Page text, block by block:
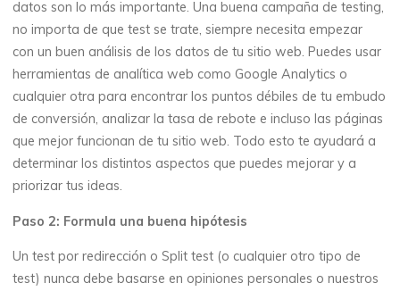
datos son lo más importante. Una buena campaña de testing,
no importa de que test se trate, siempre necesita empezar
con un buen análisis de los datos de tu sitio web. Puedes usar
herramientas de analítica web como Google Analytics o
cualquier otra para encontrar los puntos débiles de tu embudo
de conversión, analizar la tasa de rebote e incluso las páginas
que mejor funcionan de tu sitio web. Todo esto te ayudará a
determinar los distintos aspectos que puedes mejorar y a
priorizar tus ideas.
Paso 2: Formula una buena hipótesis
Un test por redirección o Split test (o cualquier otro tipo de
test) nunca debe basarse en opiniones personales o nuestros